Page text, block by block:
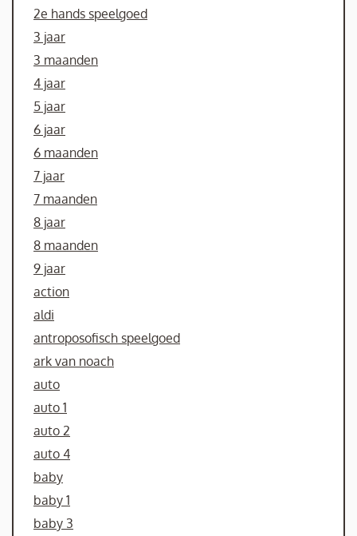
2e hands speelgoed
3 jaar
3 maanden
4 jaar
5 jaar
6 jaar
6 maanden
7 jaar
7 maanden
8 jaar
8 maanden
9 jaar
action
aldi
antroposofisch speelgoed
ark van noach
auto
auto 1
auto 2
auto 4
baby
baby 1
baby 3